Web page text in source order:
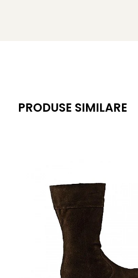
PRODUSE SIMILARE